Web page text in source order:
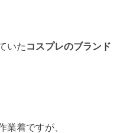
いた コスプレのブランド
業着ですが、